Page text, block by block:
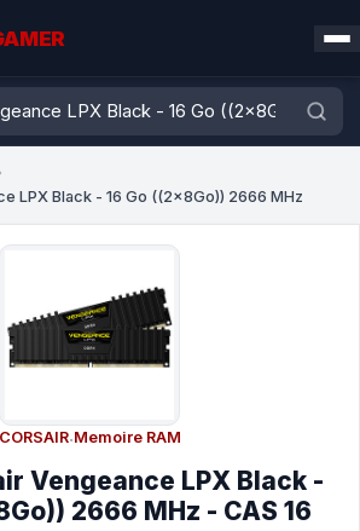
LPX Black - 16 Go ((2x8Go)) 2666 MHz
CORSAIR·Memoire RAM
Vengeance LPX Black -
2666 MHz - CAS 16